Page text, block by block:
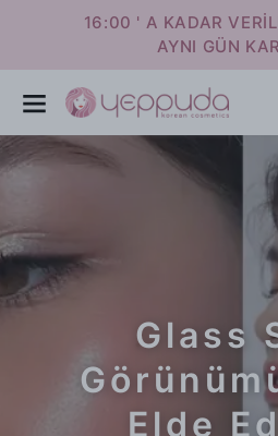
16:00 ' A KADAR
AYNI GÜN
Glass
Elde